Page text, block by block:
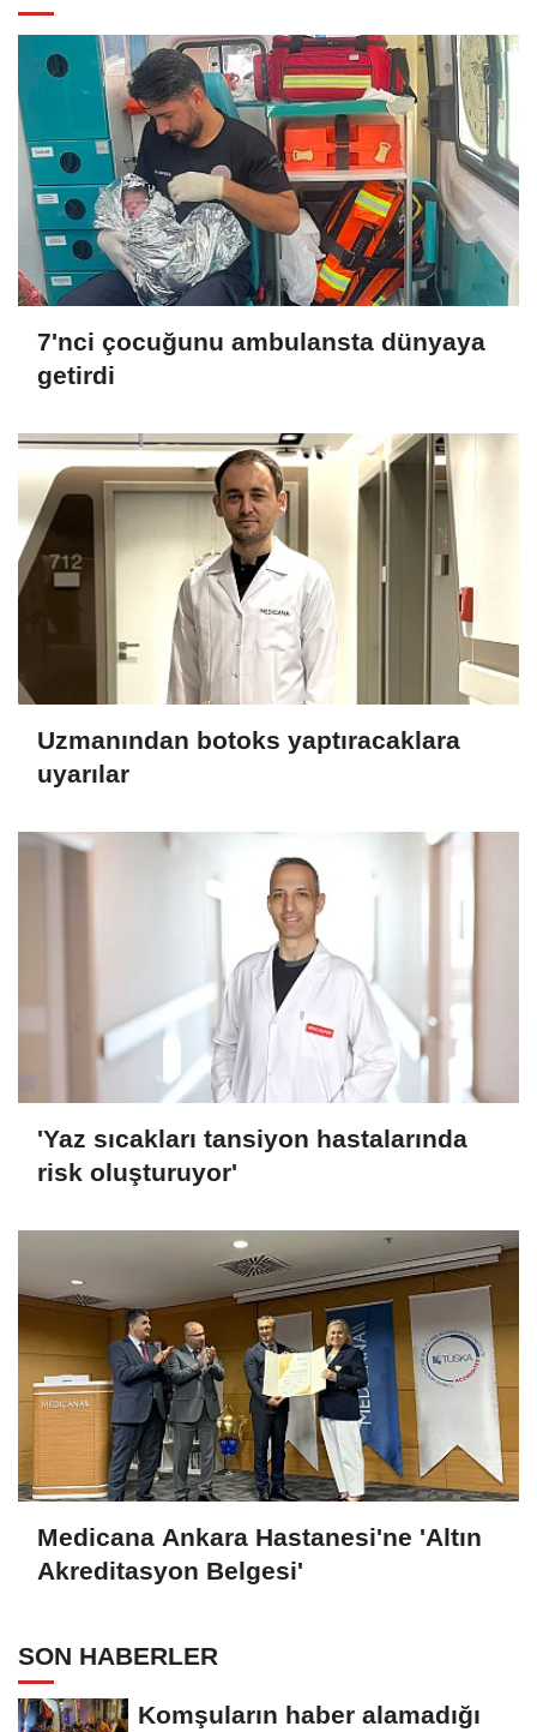
7'nci çocuğunu ambulansta dünyaya
getirdi
Uzmanından botoks yaptıracaklara
uyarılar
'Yaz sıcakları tansiyon hastalarında
risk oluşturuyor'
Medicana Ankara Hastanesi'ne 'Altın
Akreditasyon Belgesi'
SON HABERLER
Komşuların haber alamadığı